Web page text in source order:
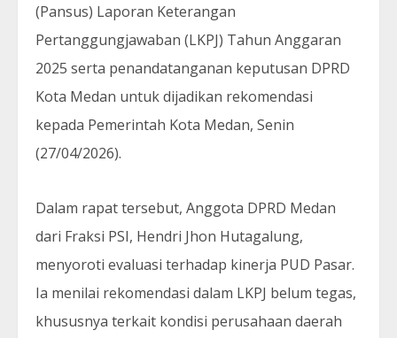
(Pansus) Laporan Keterangan
Pertanggungjawaban (LKPJ) Tahun Anggaran
2025 serta penandatanganan keputusan DPRD
Kota Medan untuk dijadikan rekomendasi
kepada Pemerintah Kota Medan, Senin
(27/04/2026).
Dalam rapat tersebut, Anggota DPRD Medan
dari Fraksi PSI, Hendri Jhon Hutagalung,
menyoroti evaluasi terhadap kinerja PUD Pasar.
Ia menilai rekomendasi dalam LKPJ belum tegas,
khususnya terkait kondisi perusahaan daerah